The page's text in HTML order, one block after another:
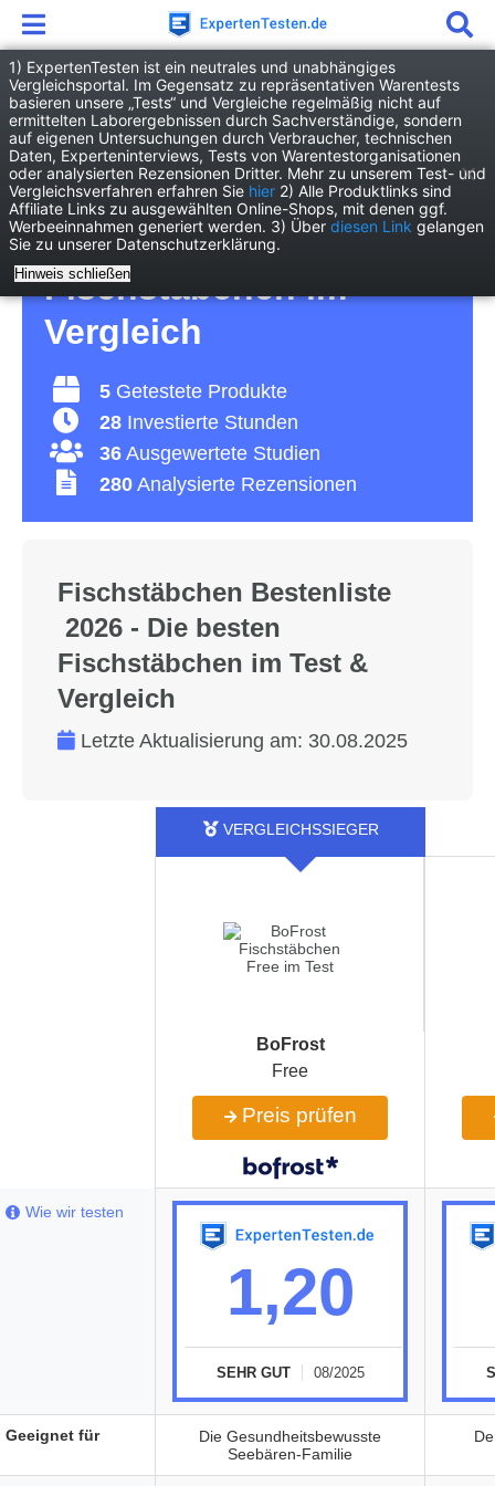
Freizeit
Essen & Trinken
Fischstäbchen
Fischstäbchen Test
2026 • Die 5 besten
Fischstäbchen im
Vergleich
5 Getestete Produkte
28 Investierte Stunden
36 Ausgewertete Studien
280 Analysierte Rezensionen
Fischstäbchen Bestenliste
2026 - Die besten
Fischstäbchen im Test &
Vergleich
Letzte Aktualisierung am: 30.08.2025
BoFrost
Free
Preis prüfen
1,20
SEHR GUT 08/2025
Die Gesundheitsbewusste
Seebären-Familie
Wie wir testen
Geeignet für
1) ExpertenTesten ist ein neutrales und unabhängiges
Vergleichsportal. Im Gegensatz zu repräsentativen Warentests
basieren unsere „Tests“ und Vergleiche regelmäßig nicht auf
ermittelten Laborergebnissen durch Sachverständige, sondern
auf eigenen Untersuchungen durch Verbraucher, technischen
Daten, Experteninterviews, Tests von Warentestorganisationen
oder analysierten Rezensionen Dritter. Mehr zu unserem Test- und
Vergleichsverfahren erfahren Sie hier 2) Alle Produktlinks sind
Affiliate Links zu ausgewählten Online-Shops, mit denen ggf.
Werbeeinnahmen generiert werden. 3) Über diesen Link gelangen
Sie zu unserer Datenschutzerklärung.
Hinweis schließen